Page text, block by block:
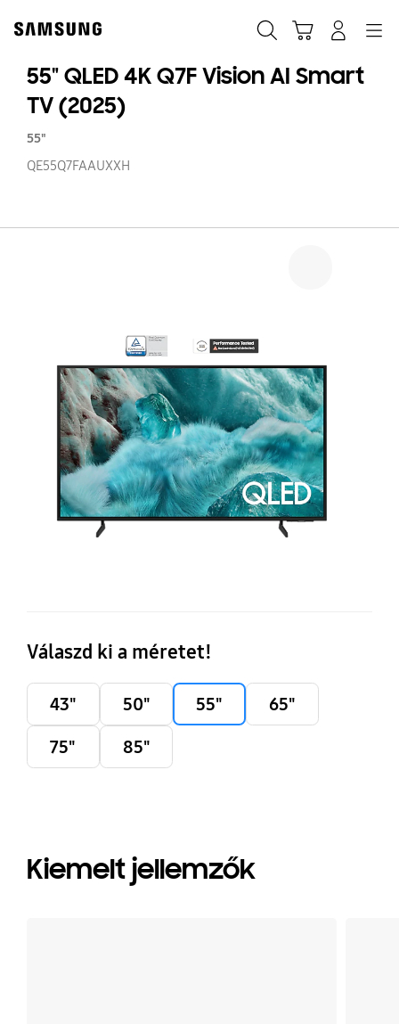
content
55" QLED 4K Q7F Vision AI Smart
TV (2025)
55"
QE55Q7FAAUXXH
Válaszd ki a méretet!
43" 50" 55"
65"
75"
85"
Kiemelt jellemzők